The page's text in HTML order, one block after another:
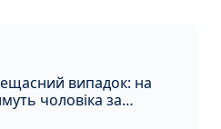
випадок: на
чоловіка за